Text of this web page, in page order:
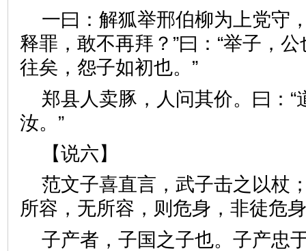
一曰：解狐举邢伯柳为上党守
释罪，敢不再拜？”曰：“举子，
往矣，怨子如初也。”
郑县人卖豚，人问其价。曰：“
汝。”
【说六】
范文子喜直言，武子击之以杖
所容，无所容，则危身，非徒
子产者，子国之子也。子产忠